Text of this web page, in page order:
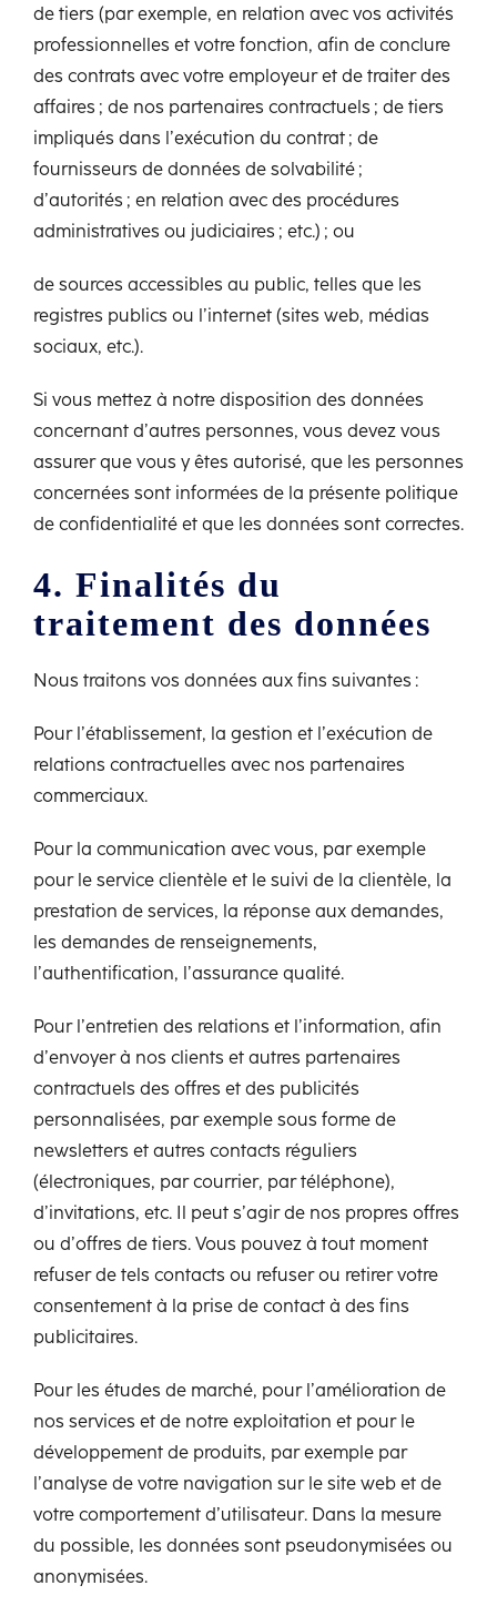
de tiers (par exemple, en relation avec vos activités
professionnelles et votre fonction, afin de conclure
des contrats avec votre employeur et de traiter des
affaires ; de nos partenaires contractuels ; de tiers
impliqués dans l’exécution du contrat ; de
fournisseurs de données de solvabilité ;
d’autorités ; en relation avec des procédures
administratives ou judiciaires ; etc.) ; ou
de sources accessibles au public, telles que les
registres publics ou l’internet (sites web, médias
sociaux, etc.).
Si vous mettez à notre disposition des données
concernant d’autres personnes, vous devez vous
assurer que vous y êtes autorisé, que les personnes
concernées sont informées de la présente politique
de confidentialité et que les données sont correctes.
4. Finalités du
traitement des données
Nous traitons vos données aux fins suivantes :
Pour l’établissement, la gestion et l’exécution de
relations contractuelles avec nos partenaires
commerciaux.
Pour la communication avec vous, par exemple
pour le service clientèle et le suivi de la clientèle, la
prestation de services, la réponse aux demandes,
les demandes de renseignements,
l’authentification, l’assurance qualité.
Pour l’entretien des relations et l’information, afin
d’envoyer à nos clients et autres partenaires
contractuels des offres et des publicités
personnalisées, par exemple sous forme de
newsletters et autres contacts réguliers
(électroniques, par courrier, par téléphone),
d’invitations, etc. Il peut s’agir de nos propres offres
ou d’offres de tiers. Vous pouvez à tout moment
refuser de tels contacts ou refuser ou retirer votre
consentement à la prise de contact à des fins
publicitaires.
Pour les études de marché, pour l’amélioration de
nos services et de notre exploitation et pour le
développement de produits, par exemple par
l’analyse de votre navigation sur le site web et de
votre comportement d’utilisateur. Dans la mesure
du possible, les données sont pseudonymisées ou
anonymisées.